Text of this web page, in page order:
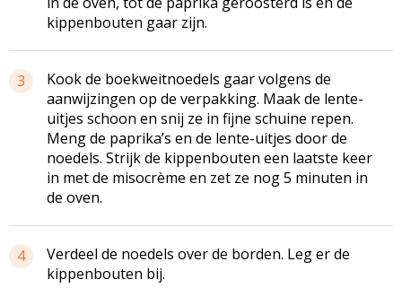
kippenbouten gaar zijn.
3
Kook de boekweitnoedels gaar volgens de
aanwijzingen op de verpakking. Maak de lente-
uitjes schoon en snij ze in fijne schuine repen.
Meng de paprika’s en de lente-uitjes door de
noedels. Strijk de kippenbouten een laatste keer
in met de misocrème en zet ze nog 5 minuten in
de oven.
4
Verdeel de noedels over de borden. Leg er de
kippenbouten bij.